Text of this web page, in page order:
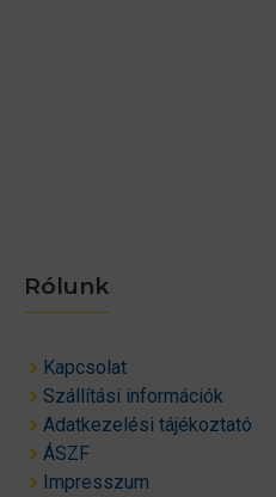
Rólunk
Kapcsolat
Szállítási információk
Adatkezelési tájékoztató
ÁSZF
Impresszum